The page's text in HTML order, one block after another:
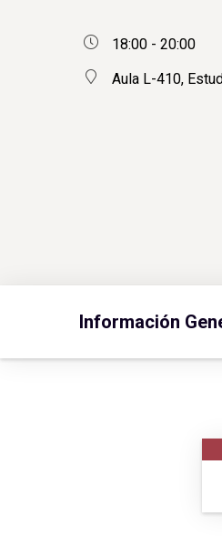
18:00 - 20:00
Aula L-410,
Información